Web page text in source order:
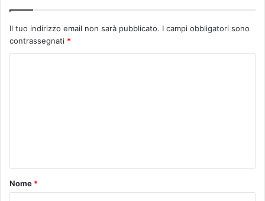
Il tuo indirizzo email non sarà pubblicato. I campi obbligatori sono
contrassegnati *
t
o
Nome *